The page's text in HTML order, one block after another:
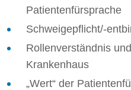
Patientenfürsprache
Schweigepflicht/-
Rollenverständnis
Krankenhaus
„Wert“ der